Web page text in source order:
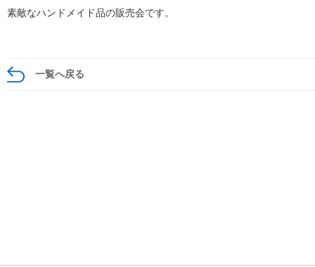
素敵なハンドメイド品の販売会です。
一覧へ戻る